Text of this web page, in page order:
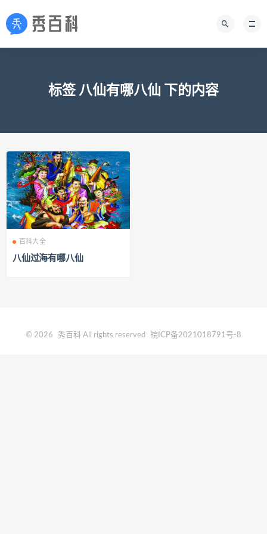
标签 八仙有哪八仙 下的内容
百科大全
八仙过海有哪八仙
© 2026 秀百科 All rights reserved 皖ICP备2021018791号-8